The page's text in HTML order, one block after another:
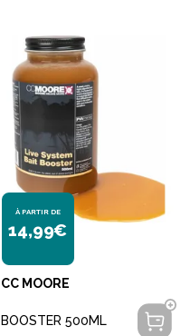
À PARTIR DE
14,99€
CC MOORE
BOOSTER 500ML